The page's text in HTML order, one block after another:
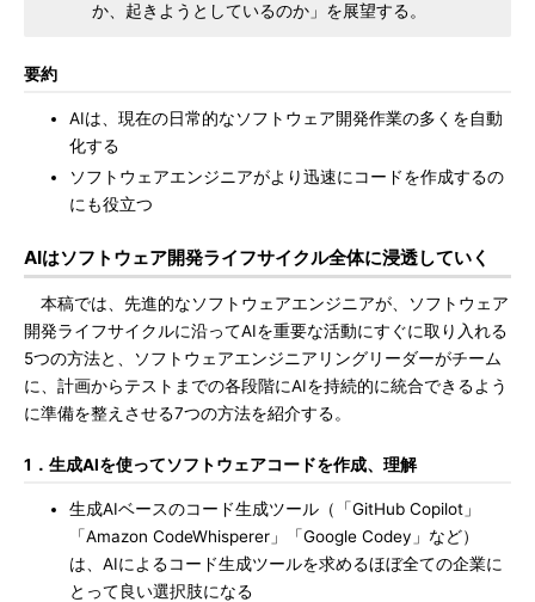
か、起きようとしているのか」を展望する。
要約
AIは、現在の日常的なソフトウェア開発作業の多くを自動
化する
ソフトウェアエンジニアがより迅速にコードを作成するの
にも役立つ
AIはソフトウェア開発ライフサイクル全体に浸透していく
本稿では、先進的なソフトウェアエンジニアが、ソフトウェア
開発ライフサイクルに沿ってAIを重要な活動にすぐに取り入れる
5つの方法と、ソフトウェアエンジニアリングリーダーがチーム
に、計画からテストまでの各段階にAIを持続的に統合できるよう
に準備を整えさせる7つの方法を紹介する。
1．生成AIを使ってソフトウェアコードを作成、理解
生成AIベースのコード生成ツール（「GitHub Copilot」
「Amazon CodeWhisperer」「Google Codey」など）
は、AIによるコード生成ツールを求めるほぼ全ての企業に
とって良い選択肢になる